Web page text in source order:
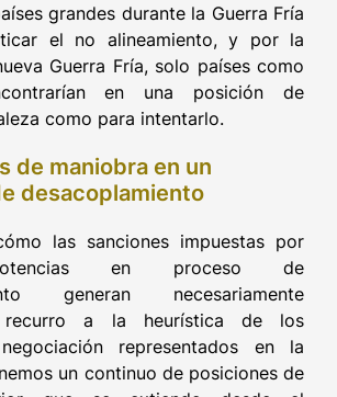
grandes durante la Guerra Fría
el no alineamiento, y por la
Guerra Fría, solo países como
en una posición de
como para intentarlo.
de maniobra en un
desacoplamiento
las sanciones impuestas por
en proceso de
generan necesariamente
recurro a la heurística de los
representados en la
un continuo de posiciones de